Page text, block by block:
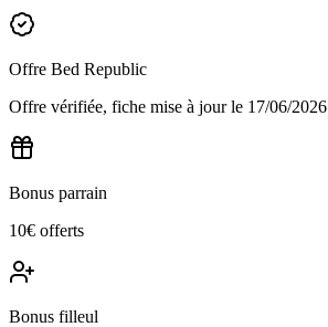
Offre Bed Republic
Offre vérifiée, fiche mise à jour le 17/06/2026
Bonus parrain
10€ offerts
Bonus filleul